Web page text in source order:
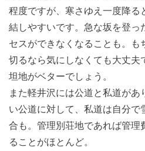
程度ですが、寒さゆえ一度降る
結しやすいです。急な坂を登っ
セスができなくなることも。も
切るなら気にしなくても大丈夫
坦地がベターでしょう。
また軽井沢には公道と私道があ
い公道に対して、私道は自分で
合も。管理別荘地であれば管理
ることがほとんど。